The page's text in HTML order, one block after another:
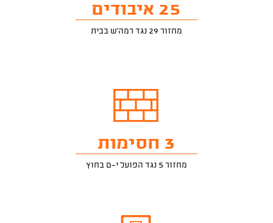
25 איבודים
מחזור 29 נגד רמה'ש בבית
3 חסימות
מחזור 5 נגד הפועל י-ם בחוץ